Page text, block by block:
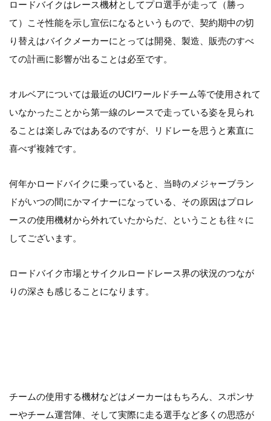
ロードバイクはレース機材としてプロ選手が走って（勝っ
て）こそ性能を示し宣伝になるというもので、契約期中の切
り替えはバイクメーカーにとっては開発、製造、販売のすべ
ての計画に影響が出ることは必至です。
オルベアについては最近のUCIワールドチーム等で使用されて
いなかったことから第一線のレースで走っている姿を見られ
ることは楽しみではあるのですが、リドレーを思うと素直に
喜べず複雑です。
何年かロードバイクに乗っていると、当時のメジャーブラン
ドがいつの間にかマイナーになっている、その原因はプロレ
ースの使用機材から外れていたからだ、ということも往々に
してございます。
ロードバイク市場とサイクルロードレース界の状況のつなが
りの深さも感じることになります。
チームの使用する機材などはメーカーはもちろん、スポンサ
ーやチーム運営陣、そして実際に走る選手など多くの思惑が